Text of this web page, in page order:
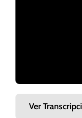
Ver